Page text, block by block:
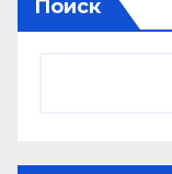
Поиск